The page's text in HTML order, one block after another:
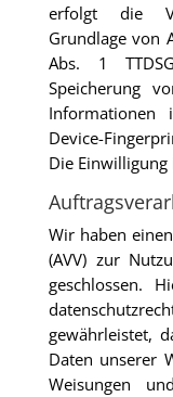
erfolgt die
Grundlage von
Abs. 1
Speicherung
Device-
Die
Wir haben
(AVV) zur
geschlossen.
gewährleistet,
Daten unserer
Weisungen